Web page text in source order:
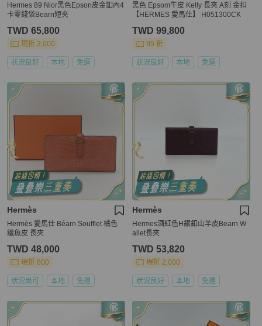
Hermes 89 Nior黑色Epson皮金釦內4
卡零錢袋Bearn短夾
TWD 65,800
現折 2,000
狀況良好 本地 免運
黑色 Epsom牛皮 Kelly 長夾 A刻 金扣
【HERMES 愛馬仕】 H051300CK
TWD 99,800
95 折
狀況良好 本地 免運
Hermès
Hermès 愛馬仕 Béarn Soufflet 橘色
鱷魚皮 長夾
TWD 48,000
現折 800
狀況尚可 本地 免運
Hermès
Hermes酒紅色H銀釦山羊皮Bearn W
allet長夾
TWD 53,820
現折 2,000
狀況良好 本地 免運